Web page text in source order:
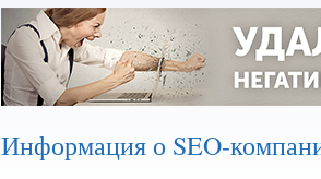
Информация о SEO-